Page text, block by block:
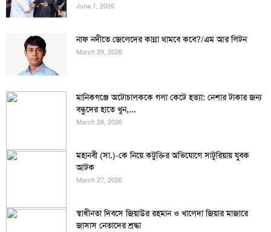
June 1, 2026
নাফ নদীতে জেলেদের কান্না থামবে কবে?/এম আর লিটন
March 29, 2026
মানিকগঞ্জে অটোচালককে গলা কেটে হত্যা: নেশার টাকার জন্য
বন্ধুদের হাতে খুন,...
March 28, 2026
মহানবী (সা.)-কে নিয়ে কটুক্তির অভিযোগে সাটুরিয়ায় যুবক
আটক
March 27, 2026
স্বাধীনতা দিবসে জিয়াউর রহমান ও খালেদা জিয়ার মাজারে
জাসাস নেতাদের শ্রদ্ধা